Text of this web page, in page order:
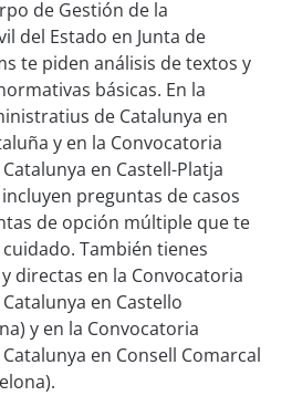
de Gestión de la
del Estado en Junta de
te piden análisis de textos y
básicas. En la
de Catalunya en
y en la Convocatoria
en Castell-Platja
incluyen preguntas de casos
de opción múltiple que te
También tienes
directas en la Convocatoria
en Castello
y en la Convocatoria
en Consell Comarcal